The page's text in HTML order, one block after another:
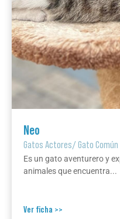
Neo
Gatos Actores/Gato
Es un gato aventurero y
animales que encuentra...
Ver ficha >>